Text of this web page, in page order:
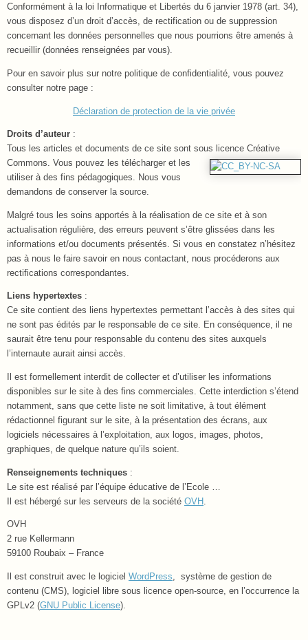
Conformément à la loi Informatique et Libertés du 6 janvier 1978 (art. 34),
vous disposez d’un droit d’accès, de rectification ou de suppression
concernant les données personnelles que nous pourrions être amenés à
recueillir (données renseignées par vous).
Pour en savoir plus sur notre politique de confidentialité, vous pouvez
consulter notre page :
Déclaration de protection de la vie privée
Droits d’auteur :
Tous les articles et documents de ce site sont sous licence Créative
Commons. Vous pouvez les télécharger et les
utiliser à des fins pédagogiques. Nous vous
demandons de conserver la source.
Malgré tous les soins apportés à la réalisation de ce site et à son
actualisation régulière, des erreurs peuvent s’être glissées dans les
informations et/ou documents présentés. Si vous en constatez n’hésitez
pas à nous le faire savoir en nous contactant, nous procéderons aux
rectifications correspondantes.
Liens hypertextes :
Ce site contient des liens hypertextes permettant l’accès à des sites qui
ne sont pas édités par le responsable de ce site. En conséquence, il ne
saurait être tenu pour responsable du contenu des sites auxquels
l’internaute aurait ainsi accès.
Il est formellement interdit de collecter et d’utiliser les informations
disponibles sur le site à des fins commerciales. Cette interdiction s’étend
notamment, sans que cette liste ne soit limitative, à tout élément
rédactionnel figurant sur le site, à la présentation des écrans, aux
logiciels nécessaires à l’exploitation, aux logos, images, photos,
graphiques, de quelque nature qu’ils soient.
Renseignements techniques :
Le site est réalisé par l’équipe éducative de l’Ecole …
Il est hébergé sur les serveurs de la société OVH
OVH
2 rue Kellermann
59100 Roubaix – France
Il est construit avec le logiciel WordPress , système de gestion de
contenu (CMS), logiciel libre sous licence open-source, en l’occurrence la
GPLv2 (GNU Public License).